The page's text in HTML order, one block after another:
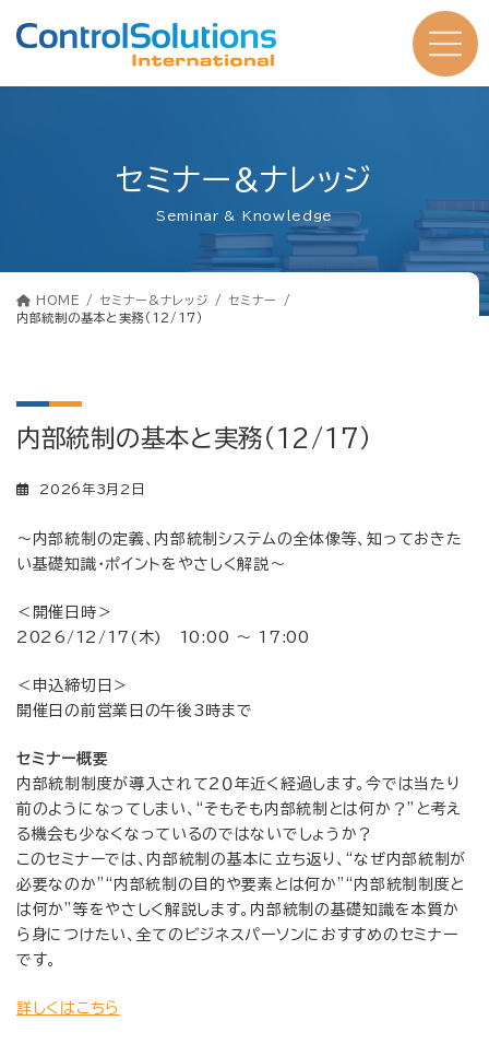
へ
ョ
セミナー&ナレッジ
Seminar & Knowledge
HOME セミナー&ナレッジ
セミナー
内部統制の基本と実務（12/17）
内部統制の基本と実務（12/17）
2026年3月2日
～内部統制の定義、内部統制システムの全体像等、知っておきた
い基礎知識・ポイントをやさしく解説～
＜開催日時＞
2026/12/17(木) 10:00 〜 17:00
＜申込締切日＞
開催日の前営業日の午後3時まで
セミナー概要
内部統制制度が導入されて２０年近く経過します。今では当たり
前のようになってしまい、“そもそも内部統制とは何か？”と考え
る機会も少なくなっているのではないでしょうか？
このセミナーでは、内部統制の基本に立ち返り、“なぜ内部統制が
必要なのか”“内部統制の目的や要素とは何か”“内部統制制度と
は何か”等をやさしく解説します。内部統制の基礎知識を本質か
ら身につけたい、全てのビジネスパーソンにおすすめのセミナー
です。
詳しくはこちら